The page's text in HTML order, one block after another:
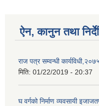
ऐन, कानुन तथा
राज पत्र सम्वन्धी
मिति: 01/22/2019 - 20:37
घ वर्गको निर्माण व्यवसायी